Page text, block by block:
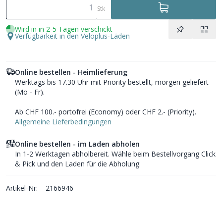
Stk
Wird in in 2-5 Tagen verschickt
Verfügbarkeit in den Veloplus-Läden
Online bestellen - Heimlieferung
Werktags bis 17.30 Uhr mit Priority bestellt, morgen geliefert
(Mo - Fr).
Ab CHF 100.- portofrei (Economy) oder CHF 2.- (Priority).
Allgemeine Lieferbedingungen
Online bestellen - im Laden abholen
In 1-2 Werktagen abholbereit. Wähle beim Bestellvorgang Click
& Pick und den Laden für die Abholung.
Artikel-Nr: 2166946